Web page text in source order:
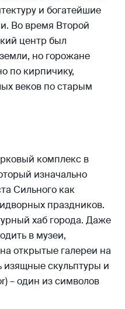
и богатейшие
Во время Второй
центр был
но горожане
по кирпичику,
веков по старым
комплекс в
изначально
Сильного как
праздников.
хаб города. Даже
в музеи,
открытые галереи на
скульптуры и
– один из символов